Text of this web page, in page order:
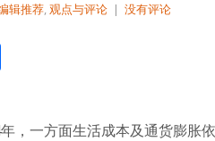
辑推荐,观点与评论 | 没有评论
，一方面生活成本及通货膨胀